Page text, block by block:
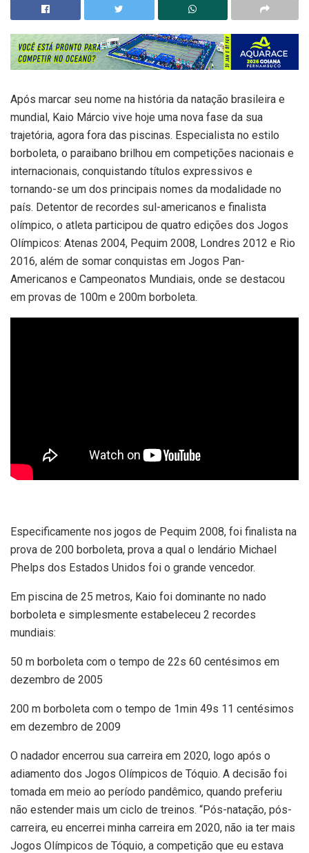
Após marcar seu nome na história da natação brasileira e
mundial, Kaio Márcio vive hoje uma nova fase da sua
trajetória, agora fora das piscinas. Especialista no estilo
borboleta, o paraibano brilhou em competições nacionais e
internacionais, conquistando títulos expressivos e
tornando-se um dos principais nomes da modalidade no
país. Detentor de recordes sul-americanos e finalista
olímpico, o atleta participou de quatro edições dos Jogos
Olímpicos: Atenas 2004, Pequim 2008, Londres 2012 e Rio
2016, além de somar conquistas em Jogos Pan-
Americanos e Campeonatos Mundiais, onde se destacou
em provas de 100m e 200m borboleta.
Especificamente nos jogos de Pequim 2008, foi finalista na
prova de 200 borboleta, prova a qual o lendário Michael
Phelps dos Estados Unidos foi o grande vencedor.
Em piscina de 25 metros, Kaio foi dominante no nado
borboleta e simplesmente estabeleceu 2 recordes
mundiais:
50 m borboleta com o tempo de 22s 60 centésimos em
dezembro de 2005
200 m borboleta com o tempo de 1min 49s 11 centésimos
em dezembro de 2009
O nadador encerrou sua carreira em 2020, logo após o
adiamento dos Jogos Olímpicos de Tóquio. A decisão foi
tomada em meio ao período pandêmico, quando preferiu
não estender mais um ciclo de treinos. “Pós-natação, pós-
carreira, eu encerrei minha carreira em 2020, não ia ter mais
Jogos Olímpicos de Tóquio, a competição que eu estava